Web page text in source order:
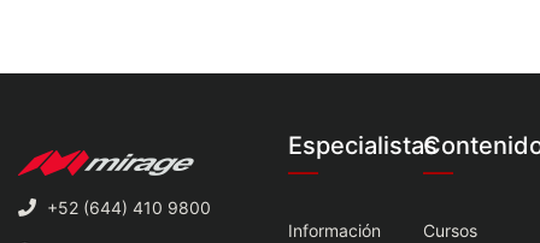
+52 (644) 410 9800
Especialistas
Información Cursos